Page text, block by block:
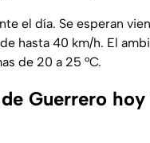
el día. Se esperan
hasta 40 km/h. El
de 20 a 25 °C.
Guerrero